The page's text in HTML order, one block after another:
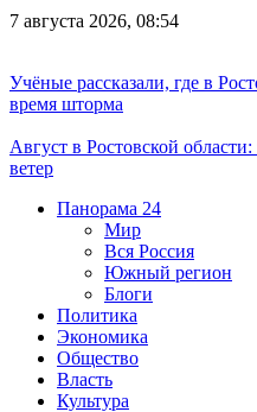
7 августа 2026, 08:54
Учёные рассказали, где в
время шторма
Август в Ростовской
ветер
Панорама 24
Мир
Вся Россия
Южный регион
Блоги
Политика
Экономика
Общество
Власть
Культура